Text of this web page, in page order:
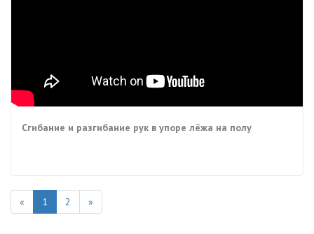
Сгибание и разгибание рук в упоре лёжа на полу
« 1 2 »